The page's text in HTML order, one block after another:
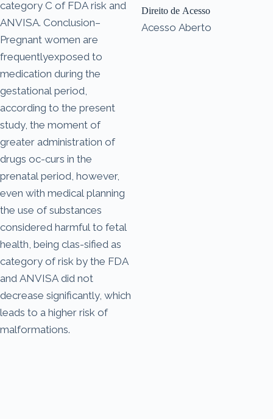
category C of FDA risk and
ANVISA. Conclusion–
Pregnant women are
frequentlyexposed to
medication during the
gestational period,
according to the present
study, the moment of
greater administration of
drugs oc-curs in the
prenatal period, however,
even with medical planning
the use of substances
considered harmful to fetal
health, being clas-sified as
category of risk by the FDA
and ANVISA did not
decrease significantly, which
leads to a higher risk of
malformations.
Direito de Acesso
Acesso Aberto